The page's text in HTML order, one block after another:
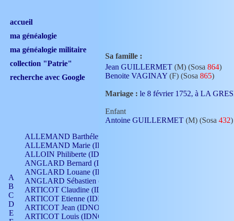
accueil
ma généalogie
ma généalogie militaire
collection "Patrie"
recherche avec Google
A
B
C
D
E
ALLEMAND Barthélemy (IDNO 330)
ALLEMAND Marie (IDNO 165)
ALLOIN Philiberte (IDNO 449)
ANGLARD Bernard (IDNO 4)
ANGLARD Louane (IDNO 4)
ANGLARD Sébastien (IDNO 4)
ARTICOT Claudine (IDNO 105)
ARTICOT Etienne (IDNO 420)
ARTICOT Jean (IDNO 210)
ARTICOT Louis (IDNO 420)
Sa famille :
Jean GUILLERMET (M) (Sosa 864)
Benoite VAGINAY (F) (Sosa 865)
Mariage : le 8 février 1752, à LA
Enfant
Antoine GUILLERMET (M) (Sosa 432)